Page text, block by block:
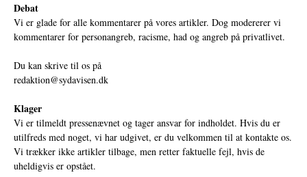
Debat
Vi er glade for alle kommentarer på vores artikler. Dog modererer vi
kommentarer for personangreb, racisme, had og angreb på privatlivet.
Du kan skrive til os på
redaktion@sydavisen.dk
Klager
Vi er tilmeldt pressenævnet og tager ansvar for indholdet. Hvis du er
utilfreds med noget, vi har udgivet, er du velkommen til at kontakte os.
Vi trækker ikke artikler tilbage, men retter faktuelle fejl, hvis de
uheldigvis er opstået.